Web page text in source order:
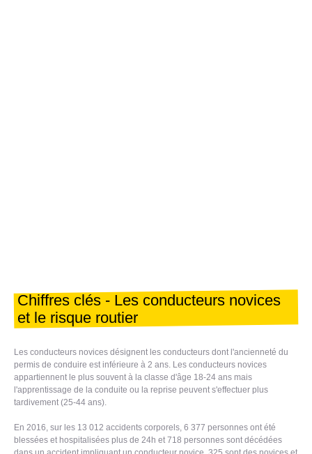
Chiffres clés - Les conducteurs novices
et le risque routier
Les conducteurs novices désignent les conducteurs dont l'ancienneté du
permis de conduire est inférieure à 2 ans. Les conducteurs novices
appartiennent le plus souvent à la classe d'âge 18-24 ans mais
l'apprentissage de la conduite ou la reprise peuvent s'effectuer plus
tardivement (25-44 ans).
En 2016, sur les 13 012 accidents corporels, 6 377 personnes ont été
blessées et hospitalisées plus de 24h et 718 personnes sont décédées